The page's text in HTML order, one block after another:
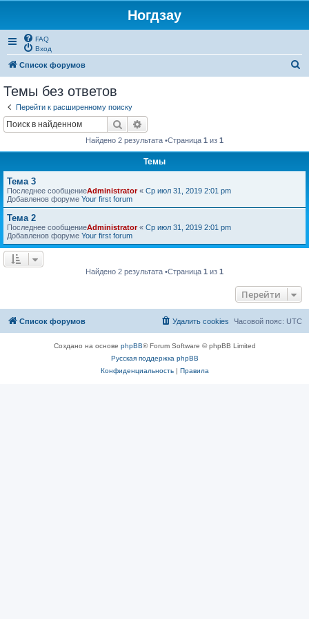
Ногдзау
FAQ
Вход
Список форумов
Темы без ответов
Перейти к расширенному поиску
Поиск
Найдено 2 результата •Страница 1 из 1
Темы
Тема 3
Последнее сообщениеAdministrator« Ср июл 31, 2019 2:01 pm
Добавленов форуме Your first forum
Тема 2
Последнее сообщениеAdministrator« Ср июл 31, 2019 2:01 pm
Добавленов форуме Your first forum
Найдено 2 результата •Страница 1 из 1
Перейти
Список форумов Часовой пояс: UTC
Удалить cookies
Создано на основе phpBB® Forum Software © phpBB Limited
Русская поддержка phpBB
Конфиденциальность| Правила